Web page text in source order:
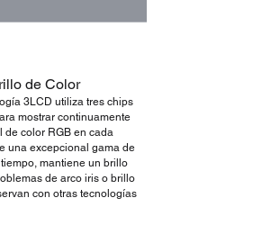
de Color
3LCD utiliza tres chips
mostrar continuamente
de color RGB en cada
una excepcional gama de
mantiene un brillo
de arco iris o brillo
con otras tecnologías